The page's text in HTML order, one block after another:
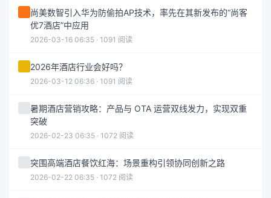
尚美数智引入华为防偷拍AP技术，率先在其新发布的“尚客
优7酒店”中应用
2026-03-16 06:35 · 1091 阅读
2026年酒店行业会好吗？
2026-03-12 06:36 · 1091 阅读
暑期酒店营销攻略：产品与 OTA 运营双线发力，实现双重
突破
2026-02-23 06:35 · 1072 阅读
突围高端酒店餐饮红海：场景重构引领协同创新之路
2026-02-22 06:35 · 1072 阅读